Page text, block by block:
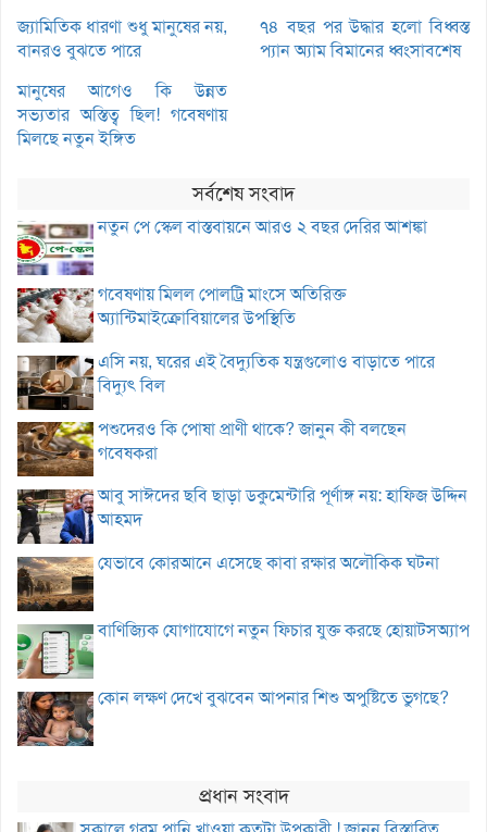
জ্যামিতিক ধারণা শুধু মানুষের নয়,
বানরও বুঝতে পারে
৭৪ বছর পর উদ্ধার হলো বিধ্বস্ত
প্যান অ্যাম বিমানের ধ্বংসাবশেষ
মানুষের আগেও কি উন্নত
সভ্যতার অস্তিত্ব ছিল! গবেষণায়
মিলছে নতুন ইঙ্গিত
সর্বশেষ সংবাদ
নতুন পে স্কেল বাস্তবায়নে আরও ২ বছর দেরির আশঙ্কা
গবেষণায় মিলল পোলট্রি মাংসে অতিরিক্ত
অ্যান্টিমাইক্রোবিয়ালের উপস্থিতি
এসি নয়, ঘরের এই বৈদ্যুতিক যন্ত্রগুলোও বাড়াতে পারে
বিদ্যুৎ বিল
পশুদেরও কি পোষা প্রাণী থাকে? জানুন কী বলছেন
গবেষকরা
আবু সাঈদের ছবি ছাড়া ডকুমেন্টারি পূর্ণাঙ্গ নয়: হাফিজ উদ্দিন
আহমদ
যেভাবে কোরআনে এসেছে কাবা রক্ষার অলৌকিক ঘটনা
বাণিজ্যিক যোগাযোগে নতুন ফিচার যুক্ত করছে হোয়াটসঅ্যাপ
কোন লক্ষণ দেখে বুঝবেন আপনার শিশু অপুষ্টিতে ভুগছে?
প্রধান সংবাদ